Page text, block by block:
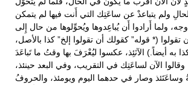
ولم يتباعدْ عن ساعَتِك التي أَنت فيها لم يتمكن
ولما أَرادوا أَن يُباعِدوها ويُحوِّلوها من حال إِلى
(* قوله” كقولك أن تقولوا إلخ” كذا بالأصل،
به أيضاً.) الآنَئِذ، عكسوا ليُعْرَفَ بها وقتُ ما تَباعَدَ
وقالوا الآن لساعَتِك في التقريب، وفي البعد حينئذ،
وساعَتَئذ وصار في حدهما اليوم ويومئذ، والحروفُ